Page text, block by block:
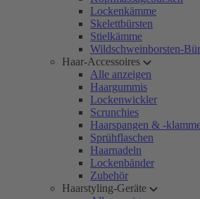
Lockenkämme
Skelettbürsten
Stielkämme
Wildschweinborsten-
Haar-Accessoires
Alle anzeigen
Haargummis
Lockenwickler
Scrunchies
Haarspangen & -
Sprühflaschen
Haarnadeln
Lockenbänder
Zubehör
Haarstyling-Geräte